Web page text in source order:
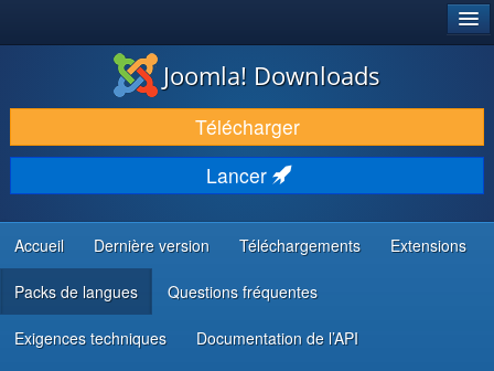
TÉLÉCHARGER & ÉTENDRE
DÉCOUVRIR & APPRENDRE
COMMUNAUTÉ & SUPPORT
RESSOURCES DÉVELOPPEURS
Joomla! Downloads
Télécharger
Lancer
Accueil Dernière version Téléchargements Extensions
Packs de langues Questions fréquentes
Exigences techniques Documentation de l’API